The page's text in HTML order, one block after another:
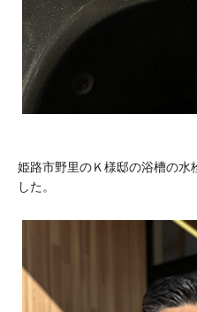
姫路市野里のＫ様邸の浴槽の水
した。